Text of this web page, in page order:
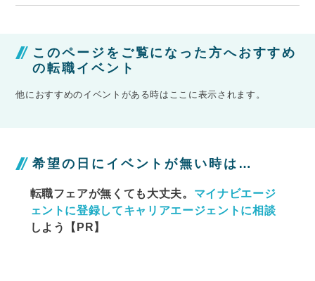
このページをご覧になった方へおすすめ
の転職イベント
他におすすめのイベントがある時はここに表示されます。
希望の日にイベントが無い時は…
転職フェアが無くても大丈夫。 マイナビエージ
ェントに登録してキャリアエージェントに相談
しよう【PR】